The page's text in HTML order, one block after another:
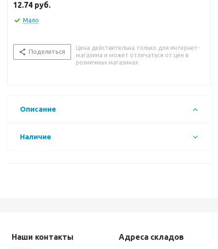
12.74 руб.
Мало
Поделиться
Цена действительна только для интернет-
магазина и может отличаться от цен в
розничных магазинах
Описание
Наличие
Наши контакты Адреса складов